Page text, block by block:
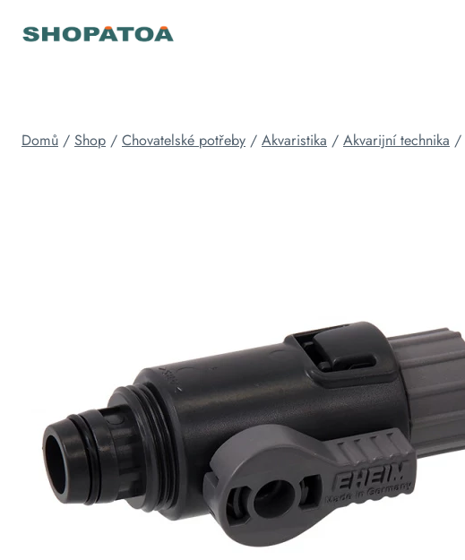
Domů / Shop / Chovatelské potřeby / Akvaristika / Akvarijní technika /